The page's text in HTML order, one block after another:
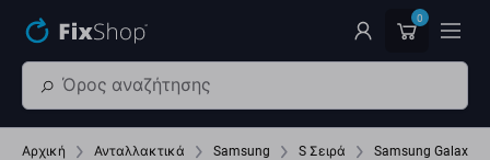
0
Αρχική Ανταλλακτικά Samsung S Σειρά Samsung Galaxy